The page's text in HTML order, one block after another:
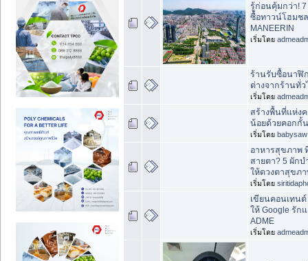
รู้ก่อนคุ้มกว่า!
ซื้อทาวน์โฮมช
MANEERIN
เริ่มโดย
ร้านรับซื้อนาฬิ
ต่างจากร้านทั่ว
เริ่มโดย
สร้างพื้นที่แห่ง
น้อยด้วยคอกกั้
เริ่มโดย babysaw
อาหารสุขภาพ
สายตา? 5 ผักบ
ให้ดวงตาสุขภ
เริ่มโดย
เขียนคอนเทนต์
ให้ Google รัก
ADME
เริ่มโดย